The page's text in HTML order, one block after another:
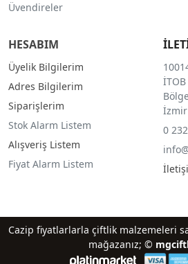
Üvendireler
HESABIM
Üyelik Bilgilerim
Adres Bilgilerim
Siparişlerim
Stok Alarm Listem
Alışveriş Listem
Fiyat Alarm Listem
0
Cazip fiyatlarlarla çiftlik malzemeleri
mağazanız; ©